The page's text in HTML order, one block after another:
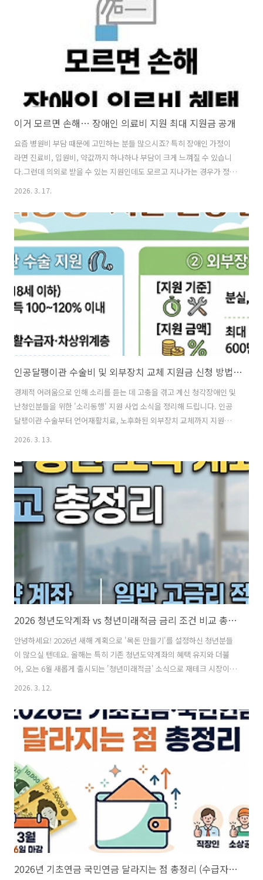
1일 ~ 3월 15일기한 후 신청: 2026년 6월 2일 ~ 12월 1일근로소득만 있
는 경우에는 반기신청과 정기신청 중..
이거 모르면 손해… 장애인 의료비 지원 최대 지원금 공개
요즘 병원비 부담 때문에 고민하는 분들 많으시죠? 특히 장애인 가정이
라면 진료비, 입원비, 약값까지 하나하나 부담이 크게 느껴질 수 있습니
다.그런데 의외로 받을 수 있는 지원인데도 모르고 지나가는 경우가 정말
많습니다. 그래서 오늘은 장애인 의료비 지원 제도를 기준으로, 어떤 항
핵심만 정리해보겠습니다.끝까지 읽어보시면 장애인 의료비 지원금을
놓치지 않고 챙기는 데 도움이 될 거예요.📌 목차1. 장애인 의료비 지원
이란?2. 지원 대상은 누구인가요?3. 지원 항목은 무엇인가요?4. 실제 얼
마나 줄어들 수 있을까?5. 신청 전 꼭 알아야 할 포인트6. 신청 방법 정리
7. 자주 묻는 질문 Q&A핵심 요약장애인 의료비 지원은 등록 장애인의 ..
2026. 3. 17.
인공달팽이관 수술비 및 외부장치 교체 지원금 신청 방법 정리 (소리동행)
경제적 어려움으로 인해 소리를 듣는 데 고충을 겪고 계신 청각장애인 및
난청인분들을 위한 '소리동행' 지원 사업 소식을 정리해 드립니다. 인공
달팽이관 수술부터 언어재활치료, 노후화된 외부장치 교체까지 지원받
을 수 있으니 해당되시는 분들은 꼭 신청해 보시기 바랍니다.1. 인공달팽
으로 수술비와 언어재활 치료비를 지원합니다.구분아동 (만 18세 이하)
성인소득 자격기초생활수급자, 차상위계층, 중위소득 100% 이내기초
생활수급자, 차상위계층, 중위소득 100~120% 이내지원 항목건강보험
적용 시: 수술비 전액 + 언어재활치료비건강보험 미적용 시: 수술비 1천
만 원 한도수술비 300만 원 한도 지원(후원 상황에 따라 변동 가능)2. 외
부장치 교체..
2026. 3. 13.
2026 청년도약계좌 vs 청년미래적금 금리 조건 비교 총정리 (3년 만기 2200만원?)
안녕하세요! 2026년 새해 계획으로 '목돈 만들기'를 설정하신 청년분들
이 많으실 텐데요. 올해는 특히 기존 청년도약계좌의 혜택 유지와 더불
어, 오는 6월 새롭게 출시되는 '청년미래적금' 소식으로 재테크 시장이
뜨겁습니다.오늘은 2026년 기준으로 달라진 가입 조건과 두 상품의 금리
바로 확인해 보세요!1. 2026년 핵심 비교: 청년도약계좌 vs 청년미래적
금가장 큰 변화는 역시 '만기 기간'입니다. 5년이라는 시간이 부담스러웠
던 분들을 위해 3년 만기 상품이 등장했습니다.구분청년도약계좌 (기존)
청년미래적금 (2026.06 출시)만기 기간5년 (60개월)3년 (36개월)월 납
입한도최대 70만원최대 50만원정부 기여금월 최대 2.4만원..
2026. 3. 12.
2026년 기초연금 국민연금 달라지는 점 총정리 (수급자격 및 인상액 확인)